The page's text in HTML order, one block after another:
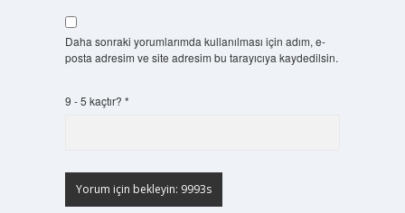
Daha sonraki yorumlarımda kullanılması için adım, e-
posta adresim ve site adresim bu tarayıcıya kaydedilsin.
9 - 5 kaçtır? *